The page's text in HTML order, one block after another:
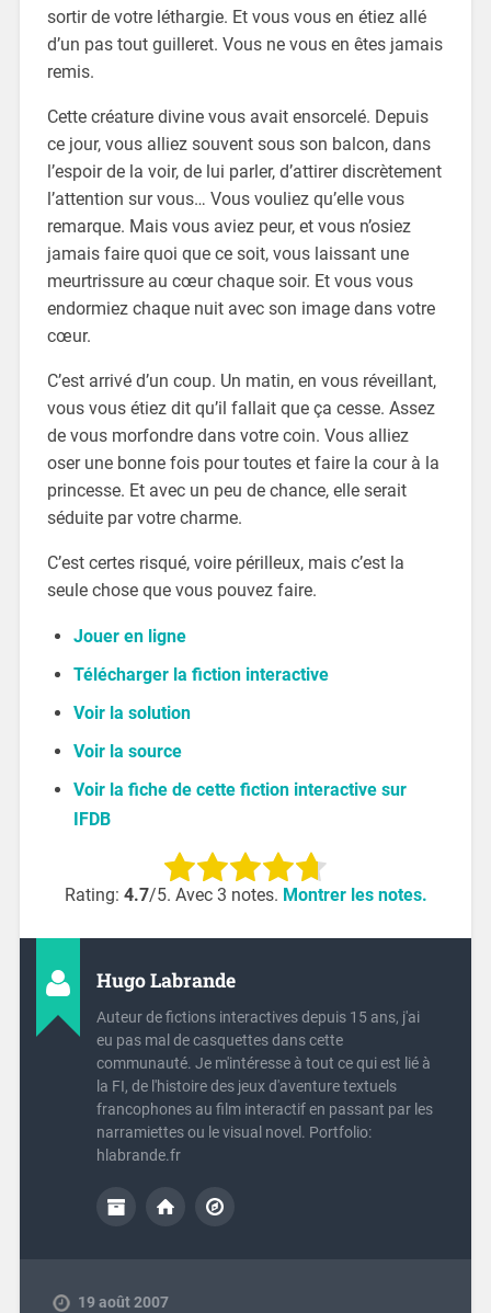
sortir de votre léthargie. Et vous vous en étiez allé
d’un pas tout guilleret. Vous ne vous en êtes jamais
remis.
Cette créature divine vous avait ensorcelé. Depuis
ce jour, vous alliez souvent sous son balcon, dans
l’espoir de la voir, de lui parler, d’attirer discrètement
l’attention sur vous… Vous vouliez qu’elle vous
remarque. Mais vous aviez peur, et vous n’osiez
jamais faire quoi que ce soit, vous laissant une
meurtrissure au cœur chaque soir. Et vous vous
endormiez chaque nuit avec son image dans votre
cœur.
C’est arrivé d’un coup. Un matin, en vous réveillant,
vous vous étiez dit qu’il fallait que ça cesse. Assez
de vous morfondre dans votre coin. Vous alliez
oser une bonne fois pour toutes et faire la cour à la
princesse. Et avec un peu de chance, elle serait
séduite par votre charme.
C’est certes risqué, voire périlleux, mais c’est la
seule chose que vous pouvez faire.
Jouer en ligne
Télécharger la fiction interactive
Voir la solution
Voir la source
Voir la fiche de cette fiction interactive sur
IFDB
Rating: 4.7/5. Avec 3 notes. Montrer les notes.
Hugo Labrande
Auteur de fictions interactives depuis 15 ans, j'ai
eu pas mal de casquettes dans cette
communauté. Je m'intéresse à tout ce qui est lié à
la FI, de l'histoire des jeux d'aventure textuels
francophones au film interactif en passant par les
narramiettes ou le visual novel. Portfolio:
hlabrande.fr
19 août 2007